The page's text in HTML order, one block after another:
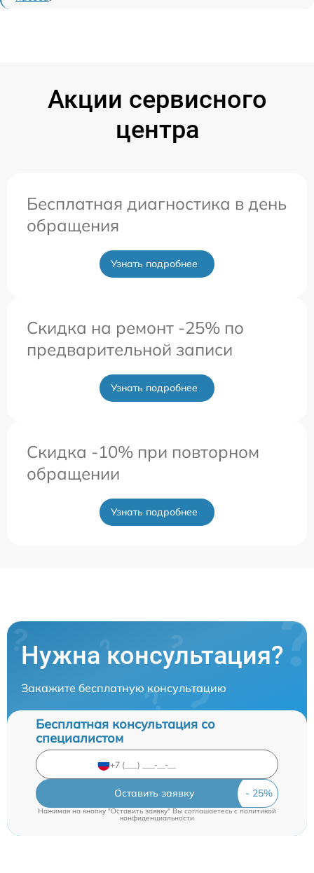
Акции сервисного
центра
Бесплатная диагностика в день
обращения
Узнать подробнее
Скидка на ремонт -25% по
предварительной записи
Узнать подробнее
Скидка -10% при повторном
обращении
Узнать подробнее
Нужна консультация?
Закажите бесплатную консультацию
Бесплатная консультация со
специалистом
Оставить заявку
Нажимая на кнопку "Оставить заявку" Вы соглашаетесь cполитикой
конфиденциальности